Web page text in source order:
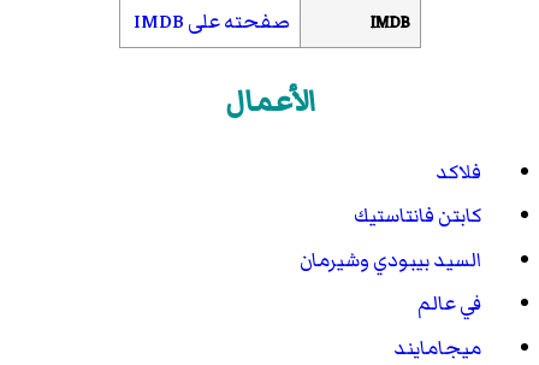
IMDB صفحته على IMDB
الأعمال
فلاكد
كابتن فانتاستيك
السيد بيبودي وشيرمان
في عالم
ميجامايند